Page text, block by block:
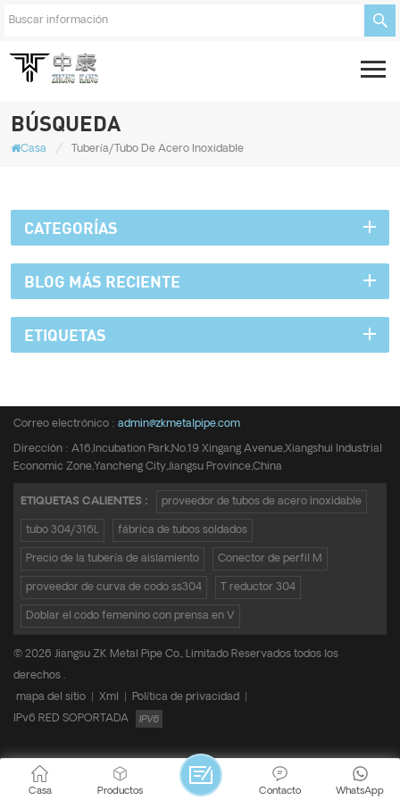
BÚSQUEDA
Casa / Tubería/tubo De Acero Inoxidable
CATEGORÍAS
BLOG MÁS RECIENTE
ETIQUETAS
Correo electrónico : admin@zkmetalpipe.com
Dirección : A16,Incubation Park,No.19 Xingang Avenue,Xiangshui Industrial
Economic Zone,Yancheng City,Jiangsu Province,China
ETIQUETAS CALIENTES : proveedor de tubos de acero inoxidable
tubo 304/316L fábrica de tubos soldados
Precio de la tubería de aislamiento Conector de perfil M
proveedor de curva de codo ss304 T reductor 304
Doblar el codo femenino con prensa en V
© 2026 Jiangsu ZK Metal Pipe Co., Limitado Reservados todos los
derechos .
mapa del sitio
Xml Política de privacidad
IPv6 RED SOPORTADA
Casa Productos WhatsApp
Contacto